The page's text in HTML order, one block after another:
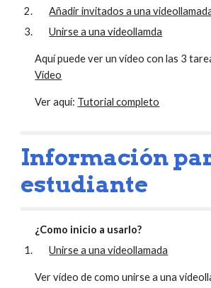
Añadir invitados a una
Unirse a una videollamda
Vídeo
Ver aquí: Tutorial completo
Información
estudiante
¿Como inicio a usarlo?
Unirse a una videollamada
Ver vídeo de como unirse a una